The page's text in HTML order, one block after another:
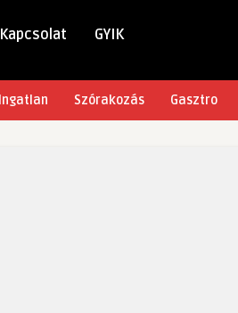
Kapcsolat GYIK
Ingatlan Szórakozás Gasztro